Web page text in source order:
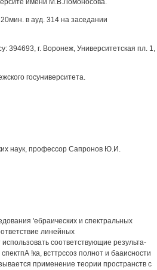
имени М.В.Ломоносова.
в ауд. 314 на заседании
394693, г. Воронеж, Университетская пл. 1,
госуниверситета.
наук, профессор Сапронов Ю.И.
'ебраических и спектральных
линейных
соответствующие результа-
!ка, всттрссоз полнот и бааисности
применение теории пространств с